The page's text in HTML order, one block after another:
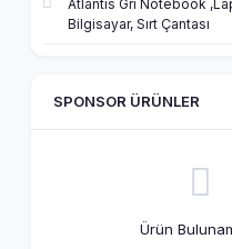
Atlantis Gri Notebook
Bilgisayar, Sırt Çantası
SPONSOR ÜRÜNLER
Ürün